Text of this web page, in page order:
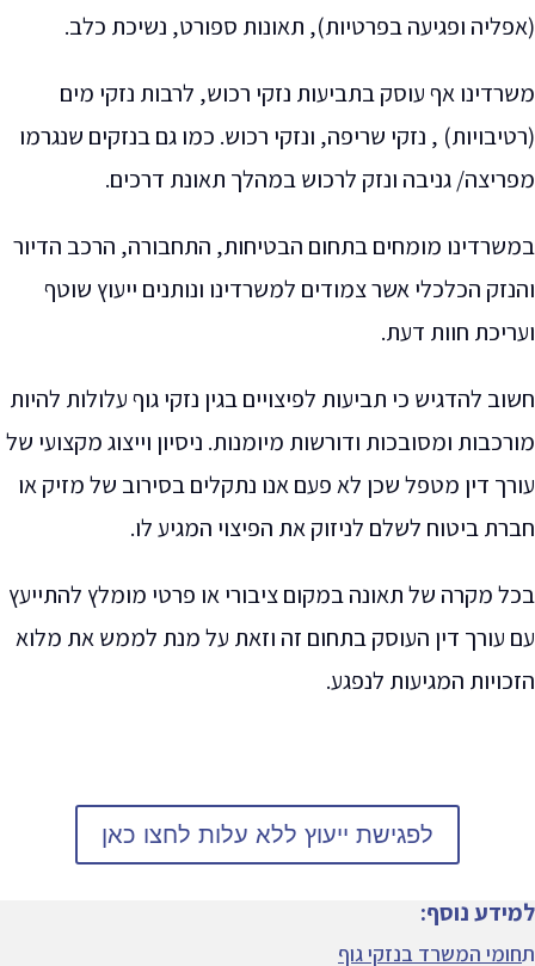
(אפליה ופגיעה בפרטיות), תאונות ספורט, נשיכת כלב.
משרדינו אף עוסק בתביעות נזקי רכוש, לרבות נזקי מים
(רטיבויות) , נזקי שריפה, ונזקי רכוש. כמו גם בנזקים שנגרמו
מפריצה/ גניבה ונזק לרכוש במהלך תאונת דרכים.
במשרדינו מומחים בתחום הבטיחות, התחבורה, הרכב הדיור
והנזק הכלכלי אשר צמודים למשרדינו ונותנים ייעוץ שוטף
ועריכת חוות דעת.
חשוב להדגיש כי תביעות לפיצויים בגין נזקי גוף עלולות להיות
מורכבות ומסובכות ודורשות מיומנות. ניסיון וייצוג מקצועי של
עורך דין מטפל שכן לא פעם אנו נתקלים בסירוב של מזיק או
חברת ביטוח לשלם לניזוק את הפיצוי המגיע לו.
בכל מקרה של תאונה במקום ציבורי או פרטי מומלץ להתייעץ
עם עורך דין העוסק בתחום זה וזאת על מנת לממש את מלוא
הזכויות המגיעות לנפגע.
לפגישת ייעוץ ללא עלות לחצו כאן
למידע נוסף:
תחומי המשרד בנזקי גוף